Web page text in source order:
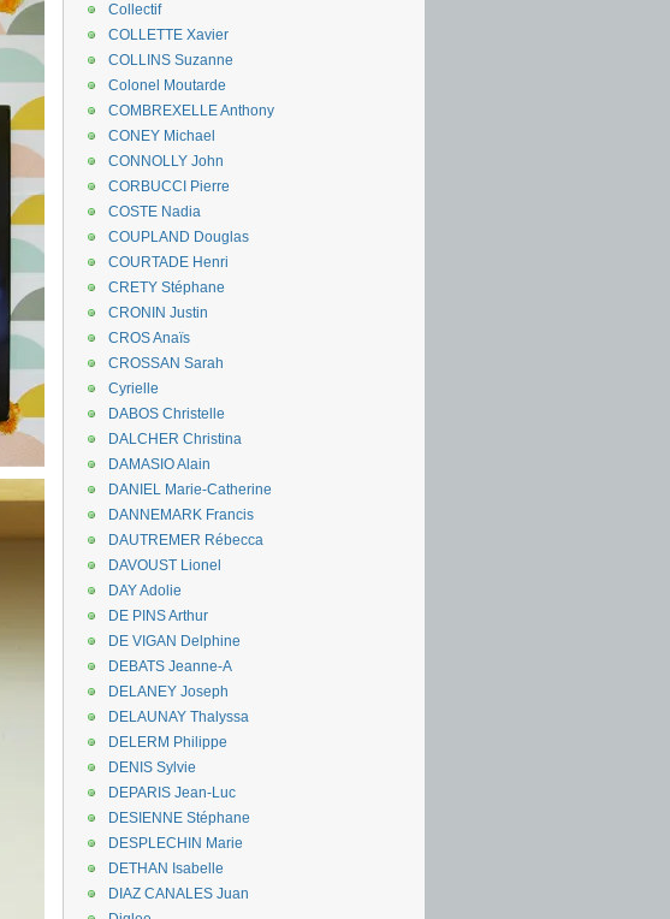
Collectif
COLLETTE Xavier
COLLINS Suzanne
Colonel Moutarde
COMBREXELLE Anthony
CONEY Michael
CONNOLLY John
CORBUCCI Pierre
COSTE Nadia
COUPLAND Douglas
COURTADE Henri
CRETY Stéphane
CRONIN Justin
CROS Anaïs
CROSSAN Sarah
Cyrielle
DABOS Christelle
DALCHER Christina
DAMASIO Alain
DANIEL Marie-Catherine
DANNEMARK Francis
DAUTREMER Rébecca
DAVOUST Lionel
DAY Adolie
DE PINS Arthur
DE VIGAN Delphine
DEBATS Jeanne-A
DELANEY Joseph
DELAUNAY Thalyssa
DELERM Philippe
DENIS Sylvie
DEPARIS Jean-Luc
DESIENNE Stéphane
DESPLECHIN Marie
DETHAN Isabelle
DIAZ CANALES Juan